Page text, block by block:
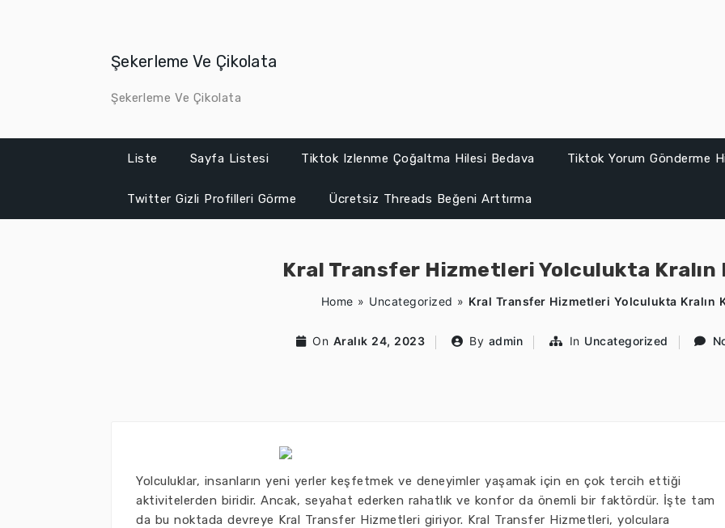
Şekerleme Ve Çikolata
Şekerleme Ve Çikolata
Liste Sayfa Listesi Tiktok Izlenme Çoğaltma Hilesi Bedava Tiktok Yorum Gönderme
Twitter Gizli Profilleri Görme Ücretsiz Threads Beğeni Arttırma
Kral Transfer Hizmetleri Yolculukta Kralın
Home » Uncategorized » Kral Transfer Hizmetleri Yolculukta Kralın
On Aralık 24, 2023 By admin In Uncategorized
Yolculuklar, insanların yeni yerler keşfetmek ve deneyimler yaşamak için en çok tercih ettiği
aktivitelerden biridir. Ancak, seyahat ederken rahatlık ve konfor da önemli bir faktördür. İşte tam
da bu noktada devreye Kral Transfer Hizmetleri giriyor. Kral Transfer Hizmetleri, yolculara